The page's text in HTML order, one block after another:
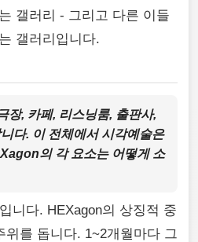
갤러리 - 그리고 다른 이들
갤러리입니다.
장, 카페, 리스닝룸, 출판사,
다. 이 전체에서 시각예술은
의 각 요소는 어떻게 소
니다. HEXagon의 상징적 중
를 돕니다. 1~2개월마다 그